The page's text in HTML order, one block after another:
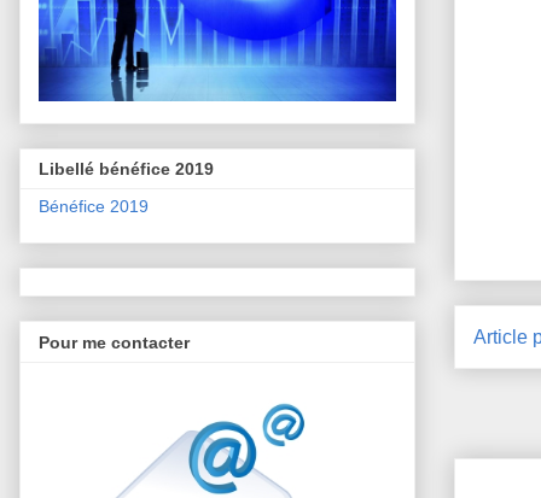
Article
Libellé bénéfice 2019
Bénéfice 2019
Pour me contacter